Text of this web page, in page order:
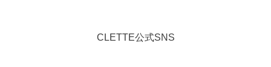
CLETTE公式SNS